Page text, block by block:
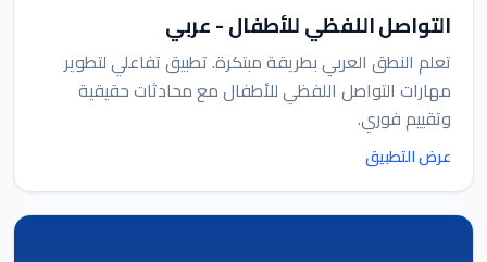
التواصل اللفظي للأطفال - عربي
تعلم النطق العربي بطريقة مبتكرة. تطبيق تفاعلي لتطوير
مهارات التواصل اللفظي للأطفال مع محادثات حقيقية
وتقييم فوري.
عرض التطبيق